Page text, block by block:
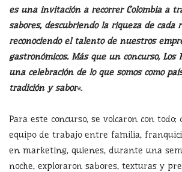
es una invitación a recorrer Colombia a
sabores, descubriendo la riqueza de cada
reconociendo el talento de nuestros
gastronómicos. Más que un concurso, Los
una celebración de lo que somos como
tradición y sabor«.
Para este concurso, se volcaron con
equipo de trabajo entre familia,
en marketing, quienes, durante una
noche, exploraron sabores, texturas y